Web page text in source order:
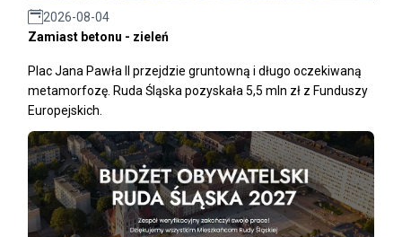
2026-08-04
Zamiast betonu - zieleń
Plac Jana Pawła II przejdzie gruntowną i długo oczekiwaną
metamorfozę. Ruda Śląska pozyskała 5,5 mln zł z Funduszy
Europejskich.